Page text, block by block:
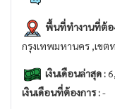
พื้นที่ทำงานที่ต้อ
กรุงเทพมหานคร ,เขต
เงินเดือนล่าสุด :
เงินเดือนที่ต้องการ :-